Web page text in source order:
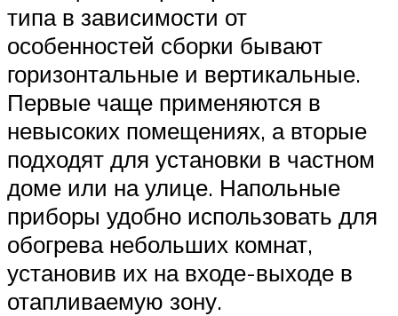
типа в зависимости от
особенностей сборки бывают
горизонтальные и вертикальные.
Первые чаще применяются в
невысоких помещениях, а вторые
подходят для установки в частном
доме или на улице. Напольные
приборы удобно использовать для
обогрева небольших комнат,
установив их на входе-выходе в
отапливаемую зону.